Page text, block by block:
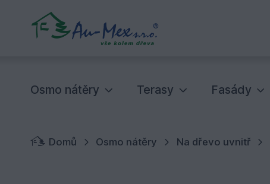
Osmo nátěry Terasy Fasády
Domů Osmo nátěry Na dřevo uvnitř